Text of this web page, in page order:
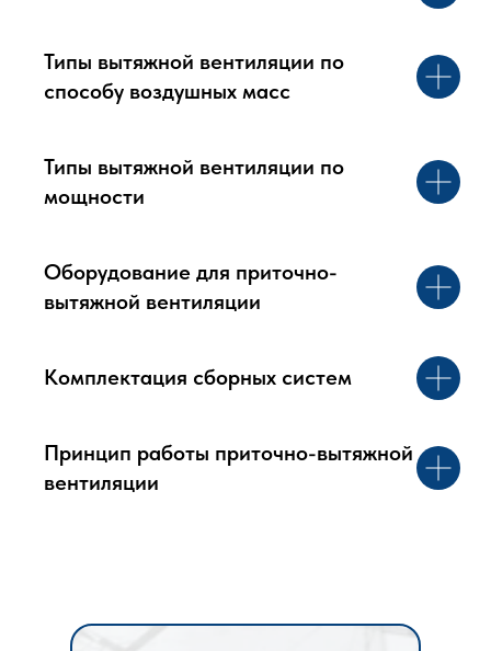
Типы вытяжной вентиляции по
способу воздушных масс
Типы вытяжной вентиляции по
мощности
Оборудование для приточно-
вытяжной вентиляции
Комплектация сборных систем
Принцип работы приточно-вытяжной
вентиляции